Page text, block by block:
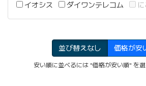
イオシス
ダイワンテレコム
並び替えなし 価格が安
安い順に並べるには "価格が安い順" を選